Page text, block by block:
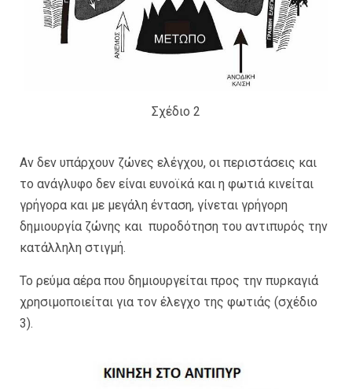
Σχέδιο 2
Αν δεν υπάρχουν ζώνες ελέγχου, οι περιστάσεις και
το ανάγλυφο δεν είναι ευνοϊκά και η φωτιά κινείται
γρήγορα και με μεγάλη ένταση, γίνεται γρήγορη
δημιουργία ζώνης και πυροδότηση του αντιπυρός την
κατάλληλη στιγμή.
Το ρεύμα αέρα που δημιουργείται προς την πυρκαγιά
χρησιμοποιείται για τον έλεγχο της φωτιάς (σχέδιο
3).